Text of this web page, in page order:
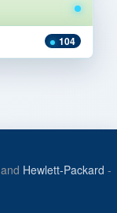
104
and Hewlett-Packard -